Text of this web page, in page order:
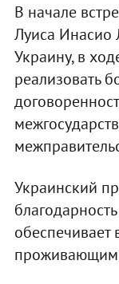
В начале
Луиса Инасио
Украину, в
реализовать
Украинский
обеспечивает
проживающим